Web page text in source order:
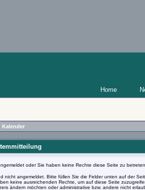
Home
Kalender
oder Sie haben keine Rechte diese Seite zu
nicht angemeldet. Bitte füllen Sie die Felder unten auf der
keine ausreichenden Rechte, um auf diese Seite
ändern möchten oder administrative bzw. andere nicht